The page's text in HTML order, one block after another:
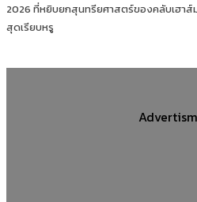
2026 ที่หยิบยกสุนทรียศาสตร์ของคลับเฮาส์ม
สุดเรียบหรู